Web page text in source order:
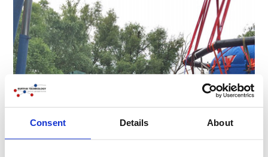
Consent Details About